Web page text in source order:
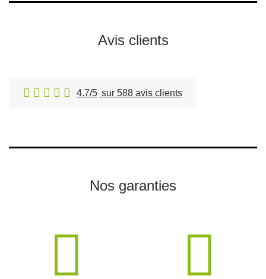
Avis clients
4.7/5 sur 588 avis clients
Nos garanties